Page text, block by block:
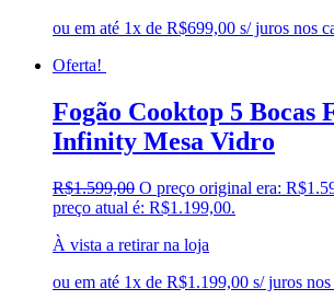
Giga (0)
GMT(0)
Gree
Henn(0)
Hisense(0)
Hot Sat(0)
Itatiaia(1)
JB BECHARA(0)
JBL(0)
KAMABEL(0)
ou em até 1x de R$699,00 s/ juros nos
Oferta!
Fogão Cooktop 5 Bocas
Infinity Mesa Vidro
R$1.599,00 O preço original era:
preço atual é: R$1.199,00.
À vista a retirar na loja
ou em até 1x de R$1.199,00 s/ juros